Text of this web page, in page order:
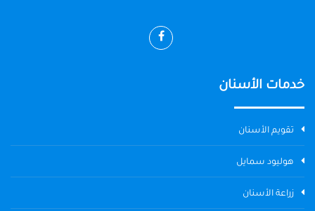
خدمات الأسنان
تقويم الأسنان
هوليود سمايل
زراعة الأسنان